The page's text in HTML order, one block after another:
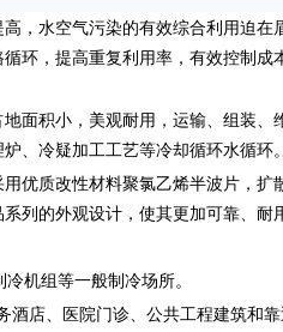
水空气污染的有效综合利用迫在
环，提高重复利用率，有效控制成
积小，美观耐用，运输、组装、
、冷疑加工工艺等冷却循环水循环。
质改性材料聚氯乙烯半波片，扩
列的外观设计，使其更加可靠、耐
机组等一般制冷场所。
、医院门诊、公共工程建筑和靠